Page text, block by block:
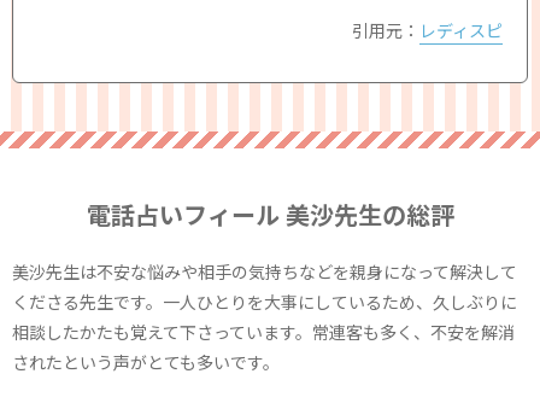
引用元： レディスピ
電話占いフィール 美沙先生の総評
美沙先生は不安な悩みや相手の気持ちなどを親身になって解決して
くださる先生です。一人ひとりを大事にしているため、久しぶりに
相談したかたも覚えて下さっています。常連客も多く、不安を解消
されたという声がとても多いです。